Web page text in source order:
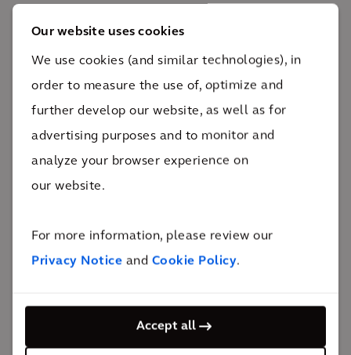
Our website uses cookies
We use cookies (and similar technologies), in
order to measure the use of, optimize and
further develop our website, as well as for
advertising purposes and to monitor and
analyze your browser experience on
our website.
For more information, please review our
Privacy Notice and Cookie Policy.
Accept all
que todas las fases del proyecto se iban
completando. Tal y como acordamos con el cliente,
evaluamos las opciones de diseño (las utilizamos
como base para presupuestar los costes de
implementación relacionados) y las soluciones
alternativas destinadas a optimizar el coste total del
El impacto